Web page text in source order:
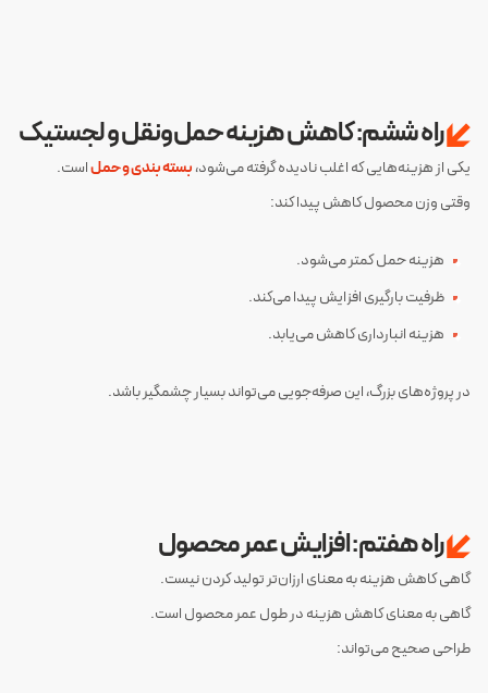
راه ششم: کاهش هزینه حمل‌ونقل و لجستیک
یکی از هزینه‌هایی که اغلب نادیده گرفته می‌شود،بسته بندی و حملاست.
وقتی وزن محصول کاهش پیدا کند:
هزینه حمل کمتر می‌شود.
ظرفیت بارگیری افزایش پیدا می‌کند.
هزینه انبارداری کاهش می‌یابد.
در پروژه‌های بزرگ، این صرفه‌جویی می‌تواند بسیار چشمگیر باشد.
راه هفتم: افزایش عمر محصول
گاهی کاهش هزینه به معنای ارزان‌تر تولید کردن نیست.
گاهی به معنای کاهش هزینه در طول عمر محصول است.
طراحی صحیح می‌تواند: